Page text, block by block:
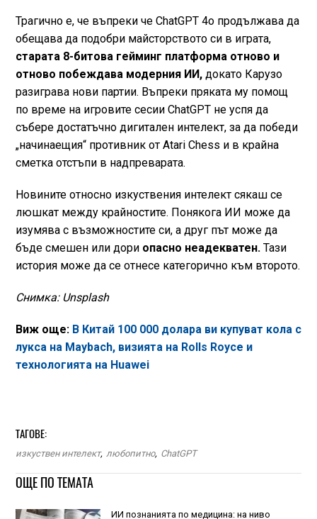
Трагично е, че въпреки че ChatGPT 4o продължава да
обещава да подобри майсторството си в играта,
старата 8-битова гейминг платформа отново и
отново побеждава модерния ИИ,докато Карузо
разиграва нови партии. Въпреки пряката му помощ
по време на игровите сесии ChatGPT не успя да
събере достатъчно дигитален интелект, за да победи
„начинаещия“ противник от Atari Chess и в крайна
сметка отстъпи в надпреварата.
Новините относно изкуствения интелект сякаш се
люшкат между крайностите. Понякога ИИ може да
изумява с възможностите си, а друг път може да
бъде смешен или дориопасно неадекватен.Тази
история може да се отнесе категорично към второто.
Снимка: Unsplash
Виж още: В Китай 100 000 долара ви купуват кола с
лукса на Maybach, визията на Rolls Royce и
технологията на Huawei
ТАГОВЕ:
изкуствен интелект, любопитно, ChatGPT
ОЩЕ ПО ТЕМАТА
ИИ познанията по медицина: на ниво